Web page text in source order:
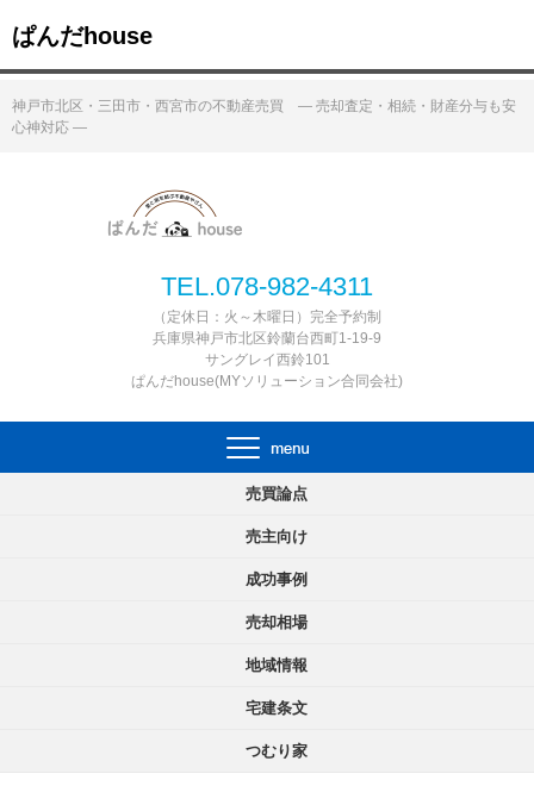
ぱんだhouse
神戸市北区・三田市・西宮市の不動産売買 ― 売却査定・相続・財産分与も安
心神対応 ―
TEL.078-982-4311
（定休日：火～木曜日）完全予約制
兵庫県神戸市北区鈴蘭台西町1-19-9
サングレイ西鈴101
ぱんだhouse(MYソリューション合同会社)
売買論点
売主向け
成功事例
売却相場
地域情報
宅建条文
つむり家